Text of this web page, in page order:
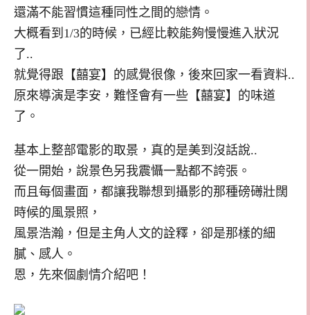
還滿不能習慣這種同性之間的戀情。
大概看到1/3的時候，已經比較能夠慢慢進入狀況
了..
就覺得跟【囍宴】的感覺很像，後來回家一看資料..
原來導演是李安，難怪會有一些【囍宴】的味道
了。
基本上整部電影的取景，真的是美到沒話說..
從一開始，說景色另我震懾一點都不誇張。
而且每個畫面，都讓我聯想到攝影的那種磅礡壯闊
時候的風景照，
風景浩瀚，但是主角人文的詮釋，卻是那樣的細
膩、感人。
恩，先來個劇情介紹吧！